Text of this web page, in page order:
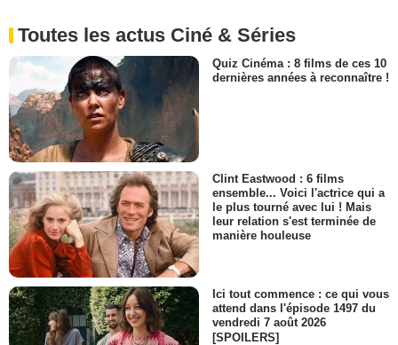
Toutes les actus Ciné & Séries
Quiz Cinéma : 8 films de ces 10
dernières années à reconnaître !
Clint Eastwood : 6 films
ensemble... Voici l'actrice qui a
le plus tourné avec lui ! Mais
leur relation s'est terminée de
manière houleuse
Ici tout commence : ce qui vous
attend dans l'épisode 1497 du
vendredi 7 août 2026
[SPOILERS]